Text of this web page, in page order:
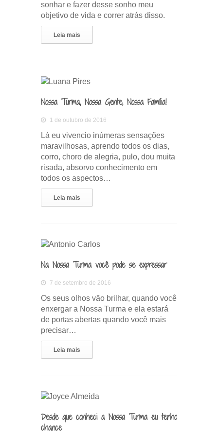
sonhar e fazer desse sonho meu
objetivo de vida e correr atrás disso.
Leia mais
Nossa Turma, Nossa Gente, Nossa Família!
1 de outubro de 2016
Lá eu vivencio inúmeras sensações
maravilhosas, aprendo todos os dias,
corro, choro de alegria, pulo, dou muita
risada, absorvo conhecimento em
todos os aspectos…
Leia mais
Na Nossa Turma você pode se expressar
7 de setembro de 2016
Os seus olhos vão brilhar, quando você
enxergar a Nossa Turma e ela estará
de portas abertas quando você mais
precisar…
Leia mais
Desde que conheci a Nossa Turma eu tenho
chance